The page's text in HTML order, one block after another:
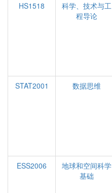
HS1518
科学、技术与工
程导论
STAT2001
数据思维
ESS2006
地球和空间科学
基础